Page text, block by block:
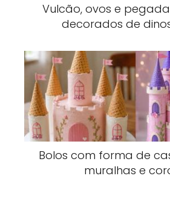
Vulcão, ovos e
decorados de
Bolos com forma de
muralhas e